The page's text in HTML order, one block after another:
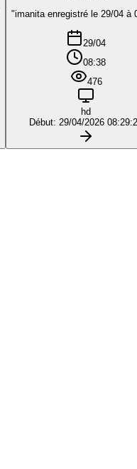
"imanita enregistré le 29/04 à
29/04
08:38
476
hd
Début: 29/04/2026